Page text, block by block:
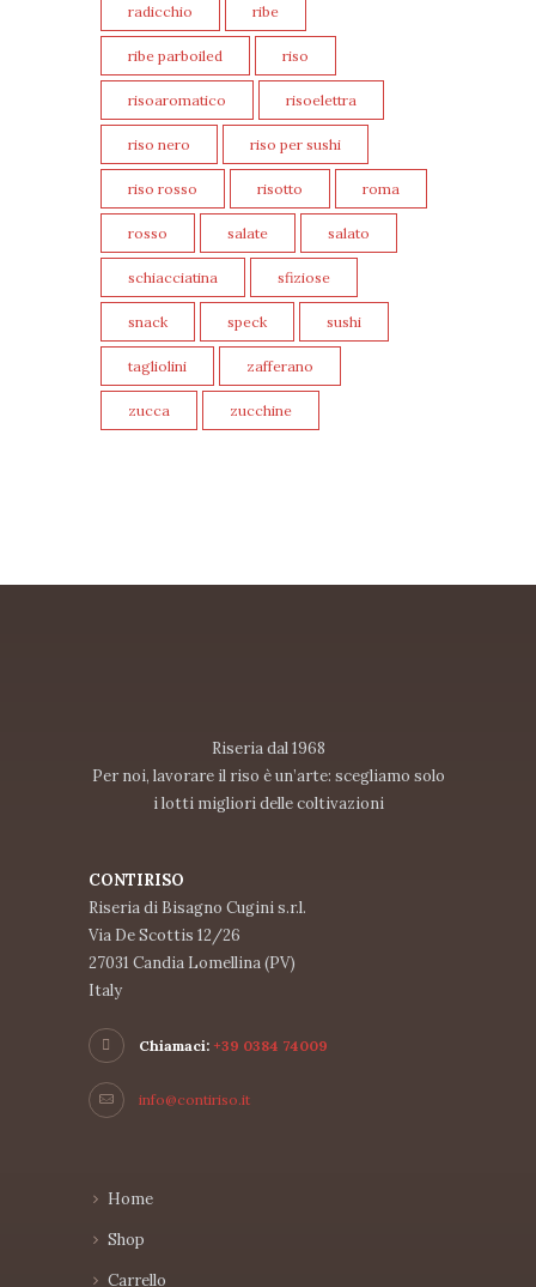
radicchio ribe
ribe parboiled riso
risoaromatico risoelettra
riso nero riso per sushi
riso rosso risotto roma
rosso salate salato
schiacciatina sfiziose
snack speck sushi
tagliolini zafferano
zucca zucchine
Riseria dal 1968
Per noi, lavorare il riso è un’arte: scegliamo solo
i lotti migliori delle coltivazioni
CONTIRISO
Riseria di Bisagno Cugini s.r.l.
Via De Scottis 12/26
27031 Candia Lomellina (PV)
Italy
Chiamaci: +39 0384 74009
info@contiriso.it
Home
Shop
Carrello